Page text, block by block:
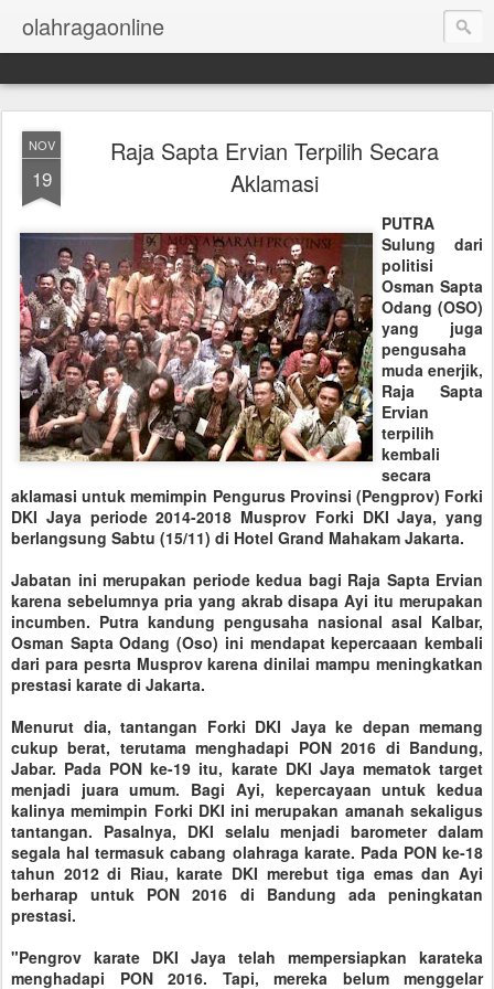
olahragaonline
NOV
19
Raja Sapta Ervian Terpilih Secara
Aklamasi
PUTRA
Sulung dari
politisi
Osman Sapta
Odang (OSO)
yang juga
pengusaha
muda enerjik,
Raja Sapta
Ervian
terpilih
kembali
secara
aklamasi untuk memimpin Pengurus Provinsi (Pengprov) Forki
DKI Jaya periode 2014-2018 Musprov Forki DKI Jaya, yang
berlangsung Sabtu (15/11) di Hotel Grand Mahakam Jakarta.
Jabatan ini merupakan periode kedua bagi Raja Sapta Ervian
karena sebelumnya pria yang akrab disapa Ayi itu merupakan
incumben. Putra kandung pengusaha nasional asal Kalbar,
Osman Sapta Odang (Oso) ini mendapat kepercaaan kembali
dari para pesrta Musprov karena dinilai mampu meningkatkan
prestasi karate di Jakarta.
Menurut dia, tantangan Forki DKI Jaya ke depan memang
cukup berat, terutama menghadapi PON 2016 di Bandung,
Jabar. Pada PON ke-19 itu, karate DKI Jaya mematok target
menjadi juara umum. Bagi Ayi, kepercayaan untuk kedua
kalinya memimpin Forki DKI ini merupakan amanah sekaligus
tantangan. Pasalnya, DKI selalu menjadi barometer dalam
segala hal termasuk cabang olahraga karate. Pada PON ke-18
tahun 2012 di Riau, karate DKI merebut tiga emas dan Ayi
berharap untuk PON 2016 di Bandung ada peningkatan
prestasi.
"Pengrov karate DKI Jaya telah mempersiapkan karateka
menghadapi PON 2016. Tapi, mereka belum menggelar